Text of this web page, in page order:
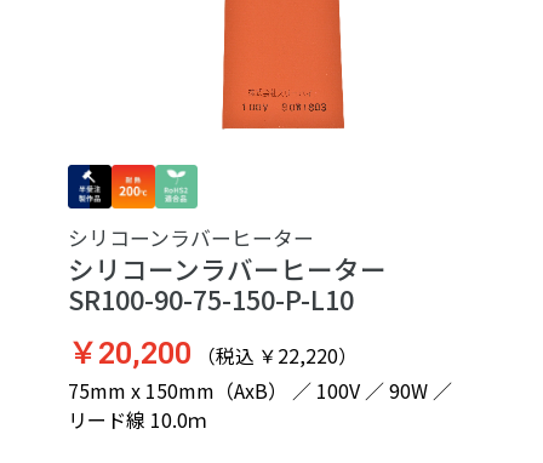
シリコーンラバーヒーター
シリコーンラバーヒーター
SR100-90-75-150-P-L10
￥20,200 （税込 ￥22,220）
75mm x 150mm（AxB） ／ 100V ／ 90W ／
リード線 10.0ｍ